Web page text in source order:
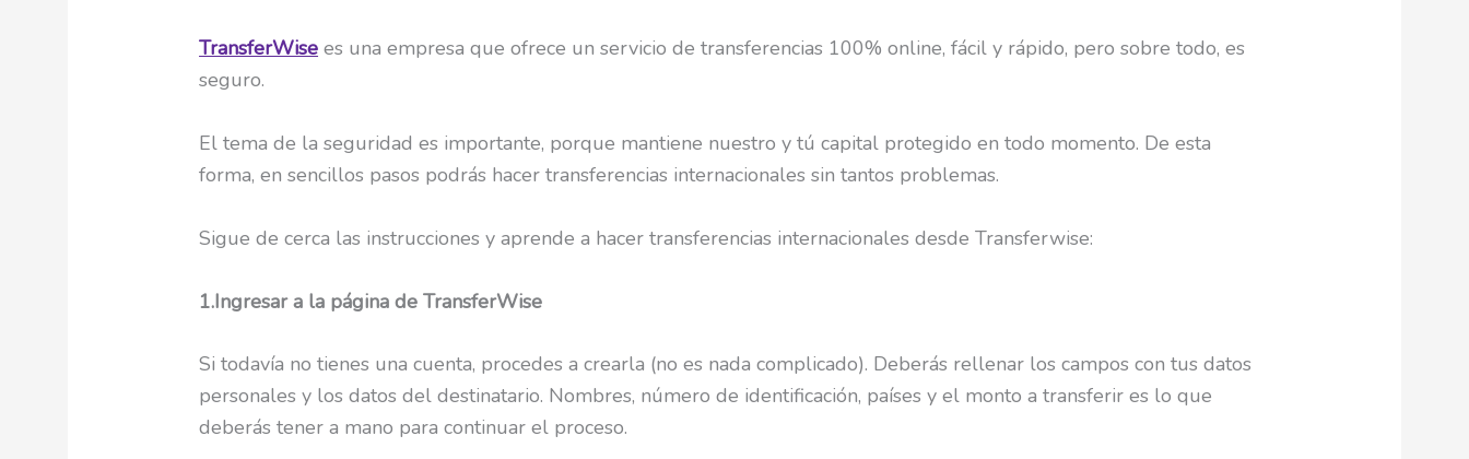
TransferWise es una empresa que ofrece un servicio de transferencias 100% online, fácil y rápido, pero sobre todo, es
seguro.
El tema de la seguridad es importante, porque mantiene nuestro y tú capital protegido en todo momento. De esta
forma, en sencillos pasos podrás hacer transferencias internacionales sin tantos problemas.
Sigue de cerca las instrucciones y aprende a hacer transferencias internacionales desde Transferwise:
1.Ingresar a la página de TransferWise
Si todavía no tienes una cuenta, procedes a crearla (no es nada complicado). Deberás rellenar los campos con tus datos
personales y los datos del destinatario. Nombres, número de identificación, países y el monto a transferir es lo que
deberás tener a mano para continuar el proceso.